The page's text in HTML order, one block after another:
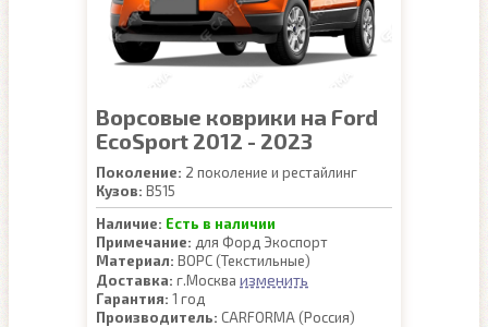
Ворсовые коврики на Ford
EcoSport 2012 - 2023
Поколение: 2 поколение и рестайлинг
Кузов: B515
Наличие: Есть в наличии
Примечание: для Форд Экоспорт
Материал: ВОРС (Текстильные)
Доставка: г.Москва изменить
Гарантия: 1 год
Производитель: CARFORMA (Россия)